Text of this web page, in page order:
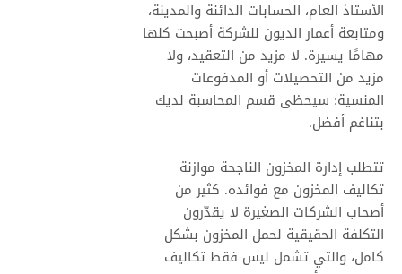
الأستاذ العام، الحسابات الدائنة والمدينة،
ومتابعة أعمار الديون للشركة أصبحت كلها
مهامًا يسيرة. لا مزيد من التعقيد، ولا
مزيد من التحصيلات أو المدفوعات
المنسية: سيحظى قسم المحاسبة لديك
بتناغم أفضل.
تتطلب إدارة المخزون الناجحة موازنة
تكاليف المخزون مع فوائده. كثير من
أصحاب الشركات الصغيرة لا يقدّرون
التكلفة الحقيقية لحمل المخزون بشكل
كامل، والتي تشمل ليس فقط تكاليف